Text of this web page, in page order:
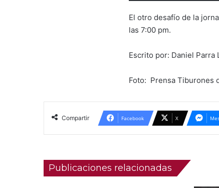
El otro desafío de la
las 7:00 pm.
Escrito por: Daniel Parra
Foto: Prensa Tiburones
Compartir Facebook X
Publicaciones relacionadas